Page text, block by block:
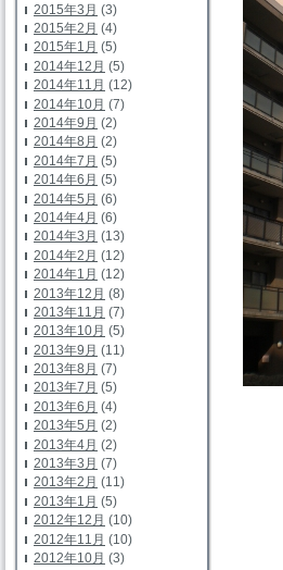
2015年3月 (3)
2015年2月 (4)
2015年1月 (5)
2014年12月 (5)
2014年11月 (12)
2014年10月 (7)
2014年9月 (2)
2014年8月 (2)
2014年7月 (5)
2014年6月 (5)
2014年5月 (6)
2014年4月 (6)
2014年3月 (13)
2014年2月 (12)
2014年1月 (12)
2013年12月 (8)
2013年11月 (7)
2013年10月 (5)
2013年9月 (11)
2013年8月 (7)
2013年7月 (5)
2013年6月 (4)
2013年5月 (2)
2013年4月 (2)
2013年3月 (7)
2013年2月 (11)
2013年1月 (5)
2012年12月 (10)
2012年11月 (10)
2012年10月 (3)